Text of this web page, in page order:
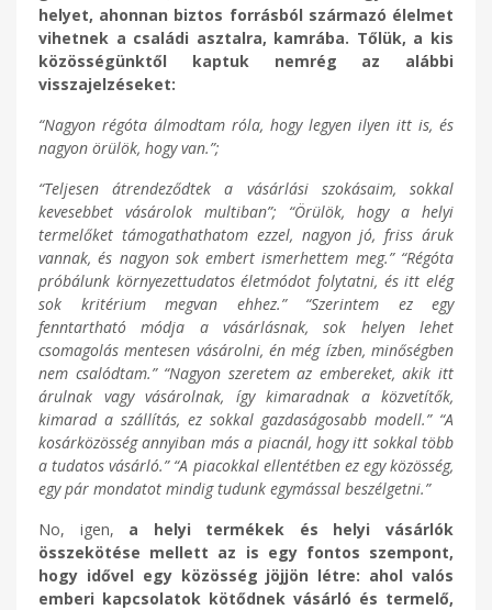
helyet, ahonnan biztos forrásból származó élelmet
vihetnek a családi asztalra, kamrába. Tőlük, a kis
közösségünktől kaptuk nemrég az alábbi
visszajelzéseket:
“Nagyon régóta álmodtam róla, hogy legyen ilyen itt is, és
nagyon örülök, hogy van.”;
“Teljesen átrendeződtek a vásárlási szokásaim, sokkal
kevesebbet vásárolok multiban”; “Örülök, hogy a helyi
termelőket támogathathatom ezzel, nagyon jó, friss áruk
vannak, és nagyon sok embert ismerhettem meg.” “Régóta
próbálunk környezettudatos életmódot folytatni, és itt elég
sok kritérium megvan ehhez.” “Szerintem ez egy
fenntartható módja a vásárlásnak, sok helyen lehet
csomagolás mentesen vásárolni, én még ízben, minőségben
nem csalódtam.” “Nagyon szeretem az embereket, akik itt
árulnak vagy vásárolnak, így kimaradnak a közvetítők,
kimarad a szállítás, ez sokkal gazdaságosabb modell.” “A
kosárközösség annyiban más a piacnál, hogy itt sokkal több
a tudatos vásárló.” “A piacokkal ellentétben ez egy közösség,
egy pár mondatot mindig tudunk egymással beszélgetni.”
No, igen, a helyi termékek és helyi vásárlók
összekötése mellett az is egy fontos szempont,
hogy idővel egy közösség jöjjön létre: ahol valós
emberi kapcsolatok kötődnek vásárló és termelő,